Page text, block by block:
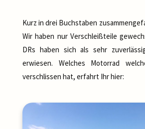
Kurz in drei Buchstaben
Wir haben nur Verschleißteile
DRs haben sich als sehr
erwiesen. Welches Motorrad
verschlissen hat, erfahrt Ihr hier: